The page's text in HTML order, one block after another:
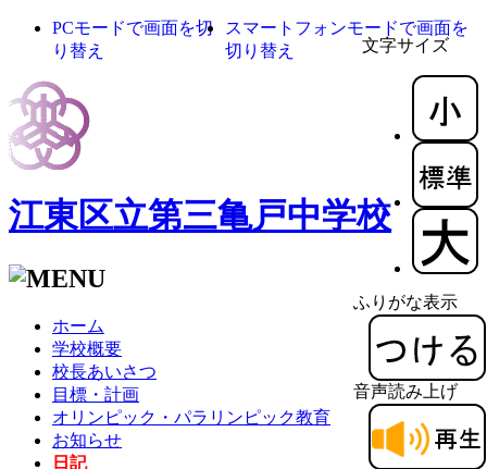
文字サイズ
ふりがな表示
音声読み上げ
PCモードで画面を切
り替え
スマートフォンモードで画面を
切り替え
江東区立第三亀戸中学校
ホーム
学校概要
校長あいさつ
目標・計画
オリンピック・パラリンピック教育
お知らせ
日記